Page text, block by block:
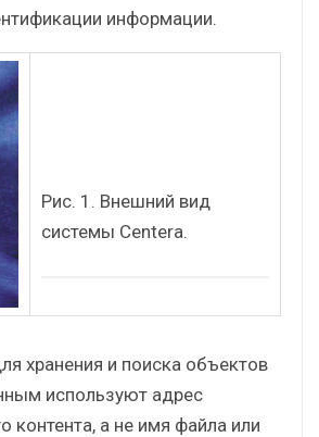
информации.
Рис. 1. Внешний вид
системы Centera.
хранения и поиска объектов
используют адрес
контента, а не имя файла или